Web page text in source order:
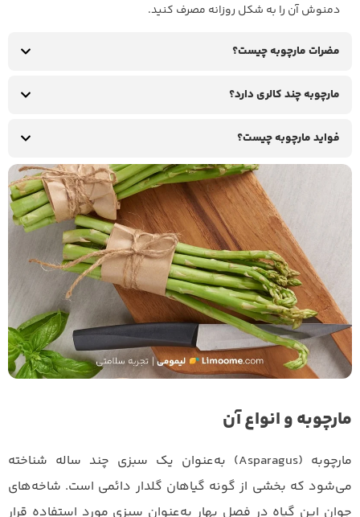
دمنوش آن را به شکل روزانه مصرف کنید.
مضرات مارچوبه چیست؟
مارچوبه چند کالری دارد؟
فواید مارچوبه چیست؟
مارچوبه و انواع آن
مارچوبه (Asparagus) به‌عنوان یک سبزی چند ساله شناخته
می‌شود که بخشی از گونه گیاهان گلدار دائمی است. شاخه‌های
جوان این گیاه در فصل بهار به‌عنوان سبزی مورد استفاده قرار